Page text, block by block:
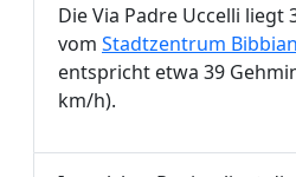
Die Via Padre Uccelli liegt
vom Stadtzentrum
entspricht etwa 39
km/h).